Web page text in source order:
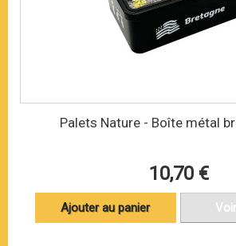
Palets Nature - Boîte métal
10,70 €
Ajouter au panier